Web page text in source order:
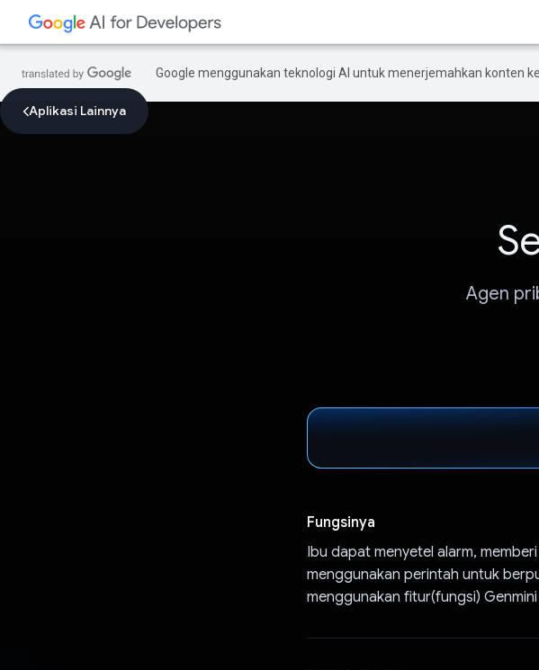
Google menggunakan teknologi AI untuk menerjemahkan konten
Aplikasi Lainnya
Agen
Fungsinya
Ibu dapat menyetel alarm,
menggunakan perintah untuk
menggunakan fitur(fungsi)